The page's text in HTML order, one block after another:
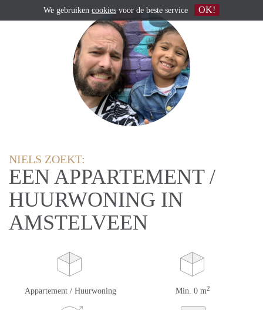
NIELS ZOEKT:
EEN APPARTEMENT /
HUURWONING IN
AMSTELVEEN
Appartement / Huurwoning Min. 0 m2
We gebruiken cookies voor de beste service OK!